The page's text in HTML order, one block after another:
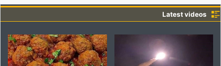
Latest videos